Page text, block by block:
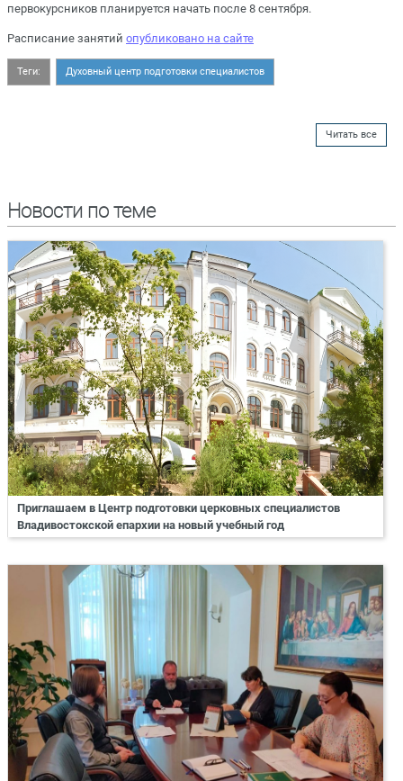
первокурсников планируется начать после 8 сентября.
Расписание занятий опубликовано на сайте
Теги: Духовный центр подготовки специалистов
Читать все
Новости по теме
Приглашаем в Центр подготовки церковных специалистов
Владивостокской епархии на новый учебный год